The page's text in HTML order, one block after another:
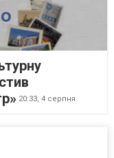
20:33, 4 серпня